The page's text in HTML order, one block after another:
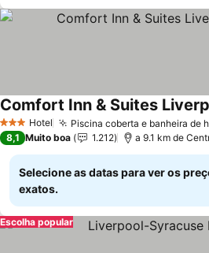
3 EstrelasHotel Piscina coberta e banheira de
Comfort Inn & Suites
8,1 Muito boa 1.212 a 9.1 km de
Selecione as datas para ver os
exatos.
Escolha popular